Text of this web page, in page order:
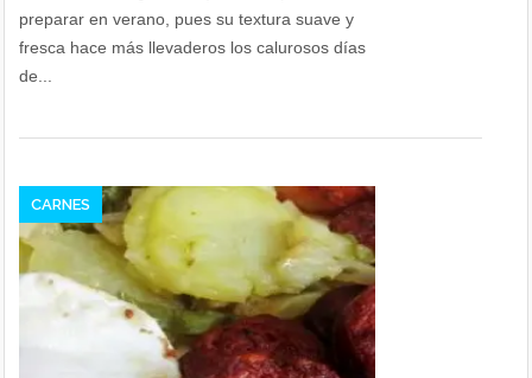
preparar en verano, pues su textura suave y
fresca hace más llevaderos los calurosos días
de...
CARNES